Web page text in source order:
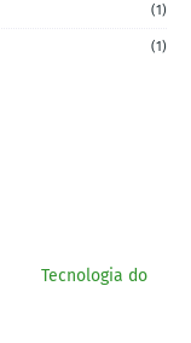
(1)
(1)
Tecnologia do